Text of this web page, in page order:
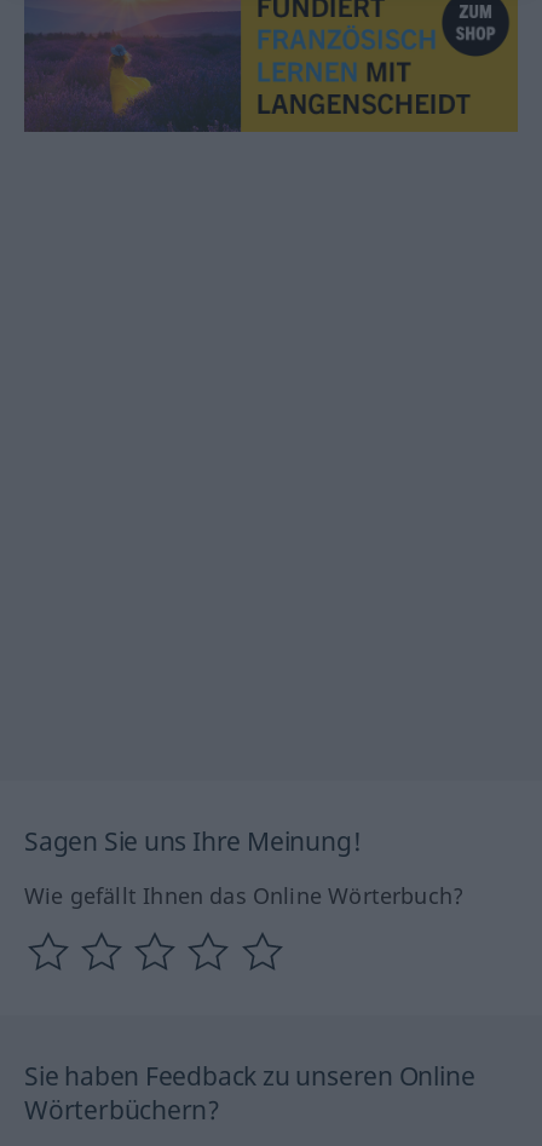
Sagen Sie uns Ihre Meinung!
Wie gefällt Ihnen das Online Wörterbuch?
Sie haben Feedback zu unseren Online
Wörterbüchern?